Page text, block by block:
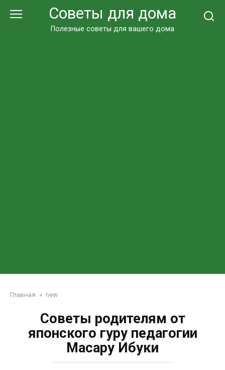
Советы для дома
Полезные советы для вашего дома
Главная » new
Советы родителям от
японского гуру педагогии
Масару Ибуки